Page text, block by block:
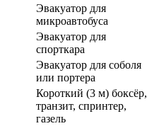
Эвакуатор для
микроавтобуса
Эвакуатор для
спорткара
Эвакуатор для соболя
или портера
Короткий (3 м) боксёр,
транзит, спринтер,
газель